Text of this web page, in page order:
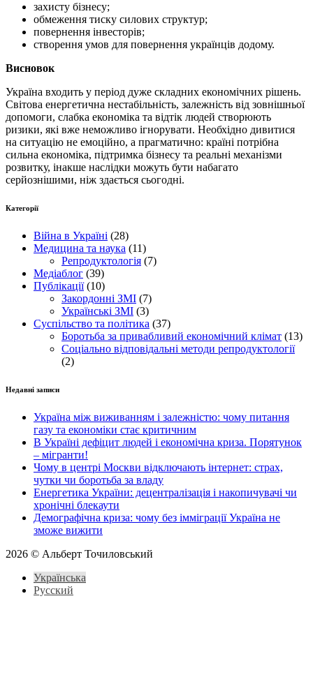
захисту бізнесу;
обмеження тиску силових структур;
повернення інвесторів;
створення умов для повернення українців додому.
Висновок
Україна входить у період дуже складних економічних рішень.
Світова енергетична нестабільність, залежність від зовнішньої
допомоги, слабка економіка та відтік людей створюють
ризики, які вже неможливо ігнорувати. Необхідно дивитися
на ситуацію не емоційно, а прагматично: країні потрібна
сильна економіка, підтримка бізнесу та реальні механізми
розвитку, інакше наслідки можуть бути набагато
серйознішими, ніж здається сьогодні.
Категорії
Війна в Україні (28)
Медицина та наука (11)
Репродуктологія (7)
Медіаблог (39)
Публікації(10)
Закордонні ЗМІ (7)
Українські ЗМІ (3)
Суспільство та політика (37)
Боротьба за привабливий економічний клімат (13)
Соціально відповідальні методи репродуктології
(2)
Недавні записи
Україна між виживанням і залежністю: чому питання
газу та економіки стає критичним
В Україні дефіцит людей і економічна криза. Порятунок
– мігранти!
Чому в центрі Москви відключають інтернет: страх,
чутки чи боротьба за владу
Енергетика України: децентралізація і накопичувачі чи
хронічні блекаути
Демографічна криза: чому без імміграції Україна не
зможе вижити
2026 © Альберт Точиловський
Українська
Русский